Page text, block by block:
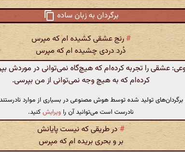
برگردان به زبان ساده
# رنج عشقی کشیده ام که مپرس
دُرد دردی چشیده ام که مپرس
عشقی را تجربه کرده‌ام که هیچ‌گاه نمی‌توانی در موردش
کرده‌ام که به هیچ وجه نمی‌توانی از من بپرسی.
برگردان‌های تولید شده توسط هوش مصنوعی در بسیاری از موارد
نادرست است می‌توانید آن را ویرایشکنید.
#در طریقی که نیست پایانش
بر و بحری بریده ام که مپرس